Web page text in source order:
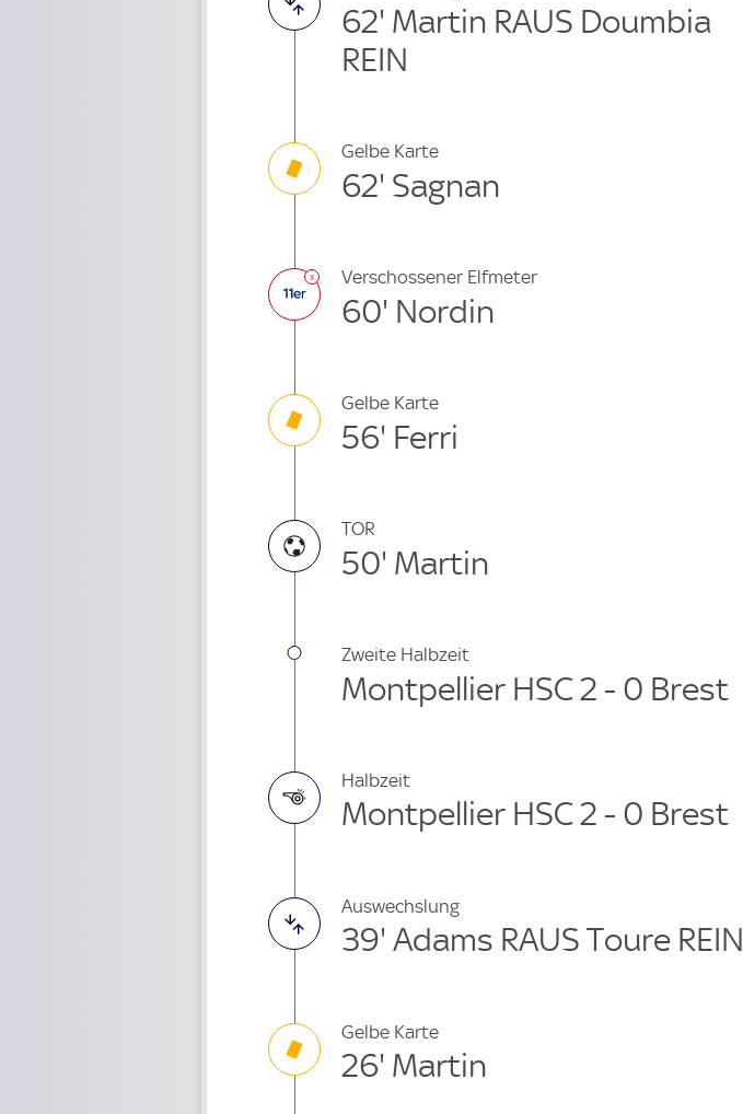
62' Martin RAUS Doumbia
REIN
Gelbe Karte
62' Sagnan
Verschossener Elfmeter
60' Nordin
Gelbe Karte
56' Ferri
TOR
50' Martin
Zweite Halbzeit
Montpellier HSC 2 - 0 Brest
Halbzeit
Montpellier HSC 2 - 0 Brest
Auswechslung
39' Adams RAUS Toure REIN
Gelbe Karte
26' Martin